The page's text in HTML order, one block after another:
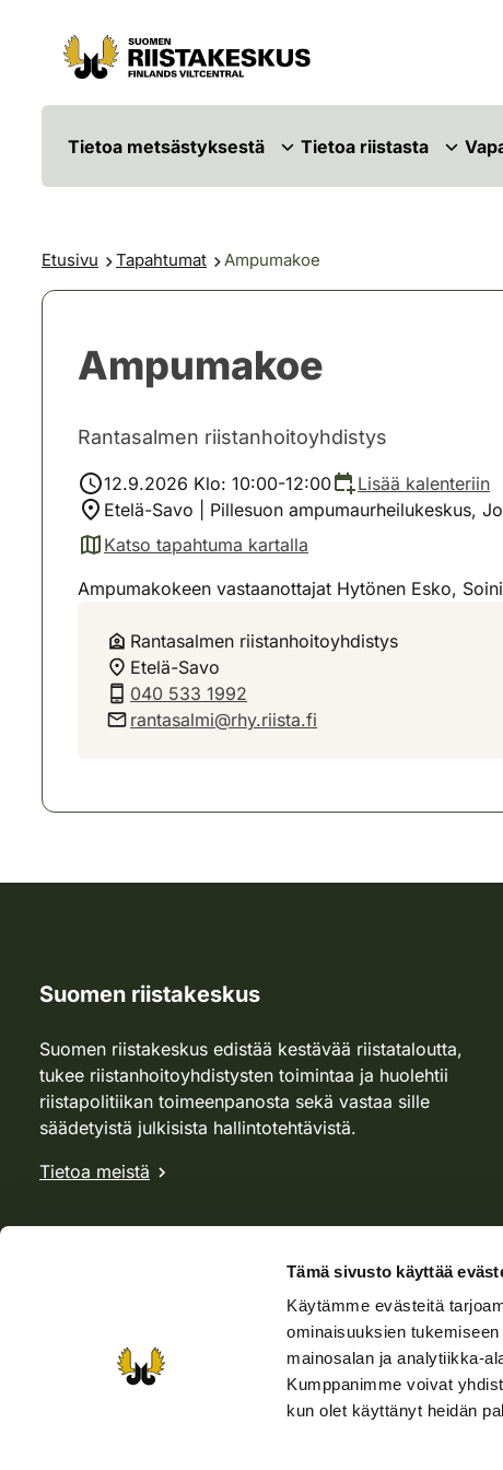
Tämä sivusto käyttää
Käytämme evästeitä
ominaisuuksien
mainosalan ja analytiikka-
Kumppanimme voivat
kun olet käyttänyt heidän
Siirry sisältöön
Siirry sivustokarttaan
Tietoa metsästyksestä Tietoa riistasta
Etusivu Tapahtumat Ampumakoe
Ampumakoe
Rantasalmen riistanhoitoyhdistys
12.9.2026 Klo: 10:00-12:00
Lisää kalenteriin
Etelä-Savo | Pillesuon ampumaurheilukeskus,
Katso tapahtuma kartalla
(avautuu uuteen välilehteen)
Ampumakokeen vastaanottajat Hytönen Esko,
Rantasalmen riistanhoitoyhdistys
Etelä-Savo
040 533 1992
rantasalmi@rhy.riista.fi
Suomen riistakeskus
Suomen riistakeskus edistää kestävää riistataloutta,
tukee riistanhoitoyhdistysten toimintaa ja huolehtii
riistapolitiikan toimeenpanosta sekä vastaa sille
säädetyistä julkisista hallintotehtävistä.
Tietoa meistä